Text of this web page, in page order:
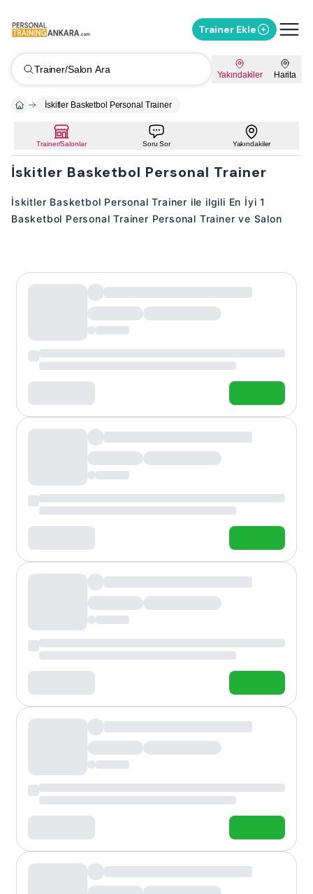
Trainer Ekle
Trainer/Salon Ara Yakındakiler Harita
İskitler Basketbol Personal Trainer
Trainer/Salonlar Soru Sor Yakındakiler
İskitler Basketbol Personal Trainer
İskitler Basketbol Personal Trainer ile ilgili En İyi 1
Basketbol Personal Trainer Personal Trainer ve Salon